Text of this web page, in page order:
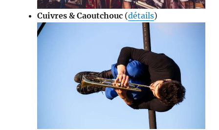
Cuivres & Caoutchouc(détails)